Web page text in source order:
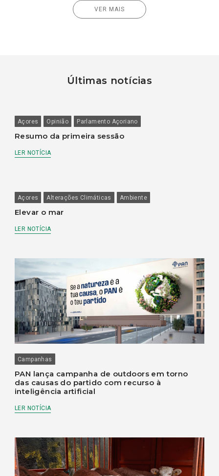
VER MAIS
Últimas notícias
Açores Opinião Parlamento Açoriano
Resumo da primeira sessão
LER NOTÍCIA
Açores Alterações Climáticas Ambiente
Elevar o mar
LER NOTÍCIA
Campanhas
PAN lança campanha de outdoors em torno
das causas do partido com recurso à
inteligência artificial
LER NOTÍCIA